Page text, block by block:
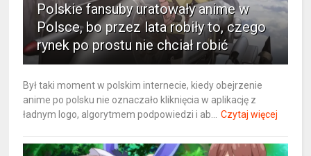
Polskie fansuby uratowały anime w
Polsce, bo przez lata robiły to, czego
rynek po prostu nie chciał robić
Był taki moment w polskim internecie, kiedy obejrzenie
anime po polsku nie oznaczało kliknięcia w aplikację z
ładnym logo, algorytmem podpowiedzi i ab...
Czytaj więcej